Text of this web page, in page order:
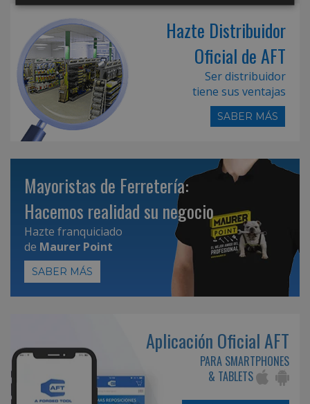
Hazte Distribuidor
Oficial de AFT
Ser distribuidor
tiene sus ventajas
SABER MÁS
Mayoristas de Ferretería:
Hacemos realidad su negocio
Hazte franquiciado
de Maurer Point
SABER MÁS
Aplicación Oficial AFT
PARA SMARTPHONES
& TABLETS